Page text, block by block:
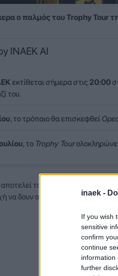
inaek -
If you wish
sensitive
confirm
continue
information
further
ο παλμός του Trophy Tour
INAEK AI
εκτίθεται σήμερα στις 20:00
του.
, το τρόπαιο θα επισκεφθεί
, το Trophy Tour
τον σημερινό σταθμό της
να δουν από κοντά το βαρύτιμο